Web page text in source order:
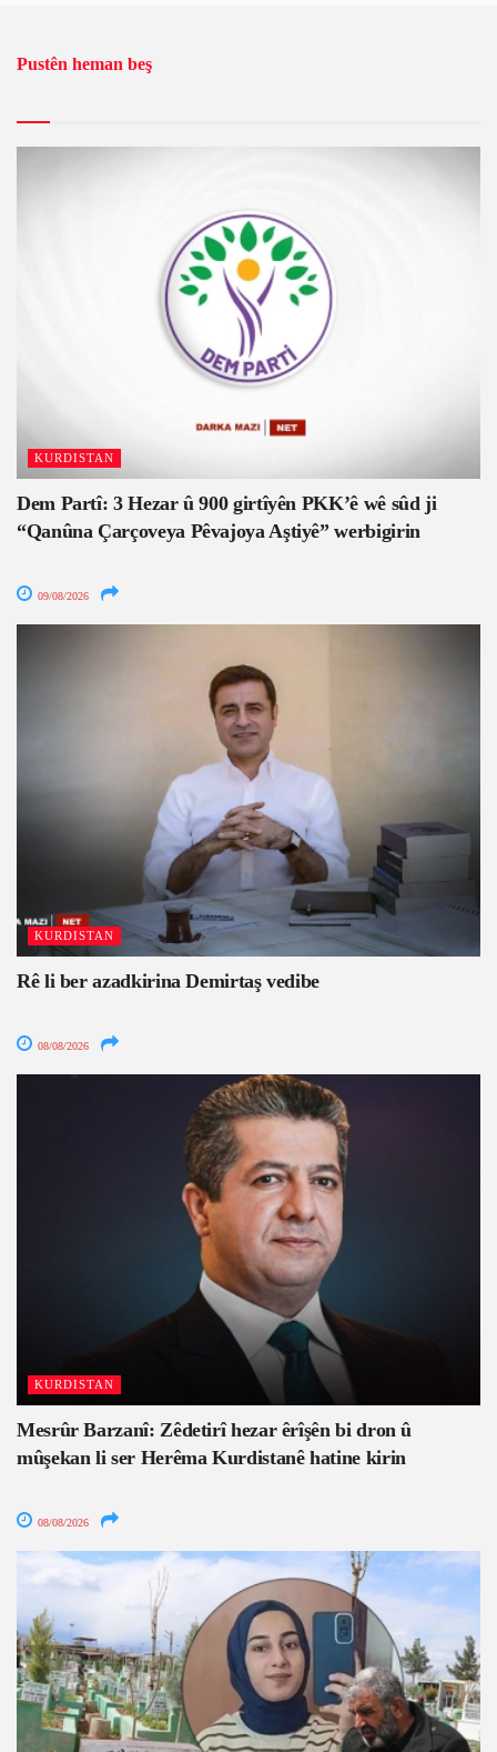
Pustên heman beş
KURDISTAN
Dem Partî: 3 Hezar û 900 girtîyên PKK’ê wê sûd ji
“Qanûna Çarçoveya Pêvajoya Aştiyê” werbigirin
09/08/2026
KURDISTAN
Rê li ber azadkirina Demirtaş vedibe
08/08/2026
KURDISTAN
Mesrûr Barzanî: Zêdetirî hezar êrîşên bi dron û
mûşekan li ser Herêma Kurdistanê hatine kirin
08/08/2026